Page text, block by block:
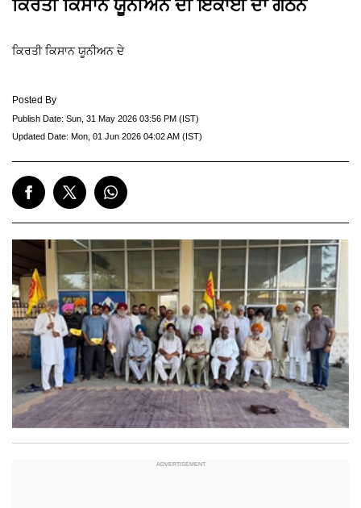
ਕਿਰਤੀ ਕਿਸਾਨ ਯੂਨੀਅਨ ਦੀ ਇਕਾਈ ਦਾ ਗਠਨ
ਕਿਰਤੀ ਕਿਸਾਨ ਯੂਨੀਅਨ ਦੇ
Posted By
Publish Date: Sun, 31 May 2026 03:56 PM (IST)
Updated Date: Mon, 01 Jun 2026 04:02 AM (IST)